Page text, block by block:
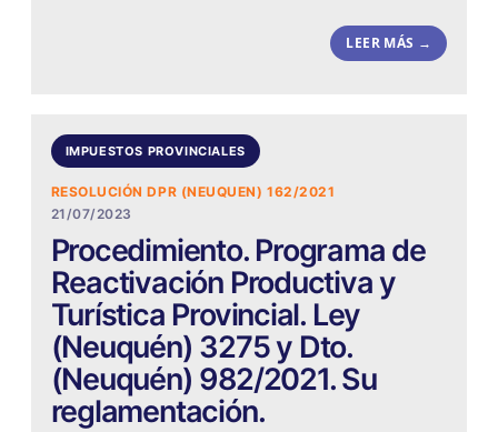
LEER MÁS →
IMPUESTOS PROVINCIALES
RESOLUCIÓN DPR (NEUQUEN) 162/2021
21/07/2023
Procedimiento. Programa de
Reactivación Productiva y
Turística Provincial. Ley
(Neuquén) 3275 y Dto.
(Neuquén) 982/2021. Su
reglamentación.